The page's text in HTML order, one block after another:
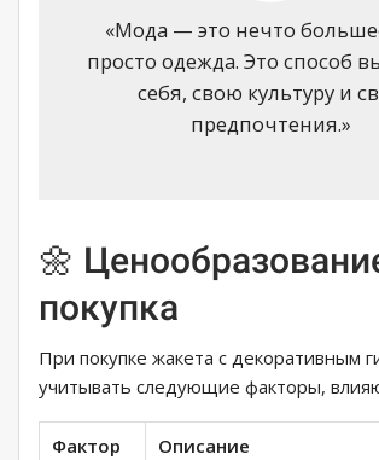
«Мода — это нечто
просто одежда. Это способ
себя, свою культуру и
предпочтения.»
🌼
покупка
При покупке жакета с декоративным
учитывать следующие факторы,
Фактор Описание